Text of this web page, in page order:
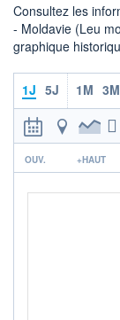
OUVERTURE
12,4115
12,4396
Consultez les
- Moldavie (Leu
graphique
1J 5J 1M 3M
OUV. +HAUT